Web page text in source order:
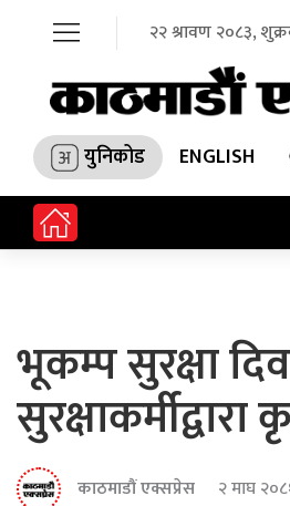
२२ श्रावण २०८३,
युनिकोड ENGLISH
भूकम्प सुरक्षा
काठमाडौं एक्सप्रेस २ माघ